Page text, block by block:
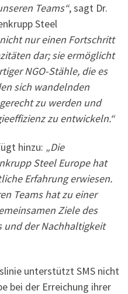
Teams“, sagt Dr.
Steel
nur einen Fortschritt
dar; sie ermöglicht
NGO-Stähle, die es
sich wandelnden
zu werden und
zu entwickeln.“
hinzu: „Die
Steel Europe hat
Erfahrung erwiesen.
Teams hat zu einer
Ziele des
und der Nachhaltigkeit
unterstützt SMS nicht
bei der Erreichung ihrer